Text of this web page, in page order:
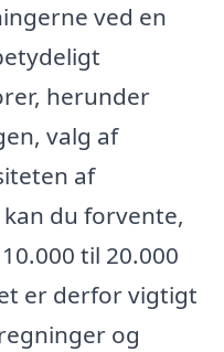
ved en
herunder
valg af
af
du forvente,
til 20.000
er derfor vigtigt
og